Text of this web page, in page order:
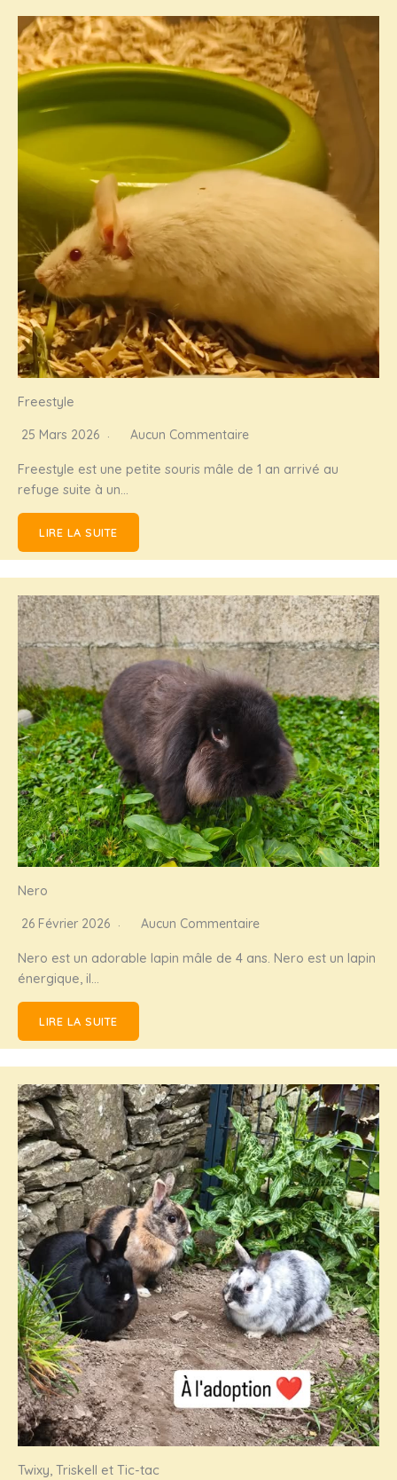
Freestyle
25 Mars 2026 Aucun Commentaire
Freestyle est une petite souris mâle de 1 an arrivé au
refuge suite à un…
LIRE LA SUITE
Nero
26 Février 2026 Aucun Commentaire
Nero est un adorable lapin mâle de 4 ans. Nero est un lapin
énergique, il…
LIRE LA SUITE
Twixy, Triskell et Tic-tac